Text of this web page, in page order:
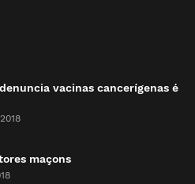
vacinas cancerígenas é
maçons